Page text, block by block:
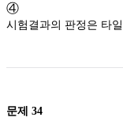
④
문제 34